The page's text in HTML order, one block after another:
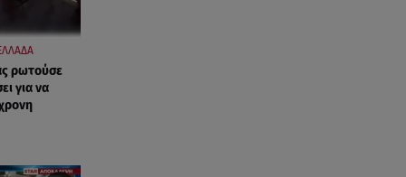
ρωτούσε
για να